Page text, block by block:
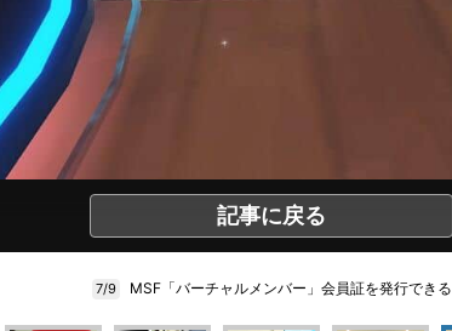
記事に戻る
7/9 MSF「バーチャルメンバー」会員証を発行できる